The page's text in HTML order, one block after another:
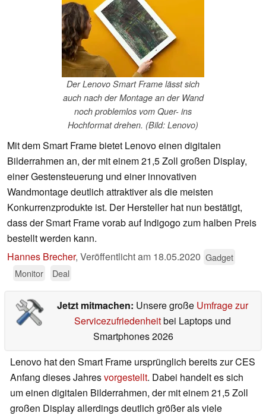
Der Lenovo Smart Frame lässt sich
auch nach der Montage an der Wand
noch problemlos vom Quer- ins
Hochformat drehen. (Bild: Lenovo)
Mit dem Smart Frame bietet Lenovo einen digitalen
Bilderrahmen an, der mit einem 21,5 Zoll großen Display,
einer Gestensteuerung und einer innovativen
Wandmontage deutlich attraktiver als die meisten
Konkurrenzprodukte ist. Der Hersteller hat nun bestätigt,
dass der Smart Frame vorab auf Indigogo zum halben Preis
bestellt werden kann.
Hannes Brecher, Veröffentlicht am 18.05.2020 Gadget
Monitor
Deal
Jetzt mitmachen: Unsere große Umfrage zur
Servicezufriedenheitbei Laptops und
Smartphones 2026
Lenovo hat den Smart Frame ursprünglich bereits zur CES
Anfang dieses Jahresvorgestellt. Dabei handelt es sich
um einen digitalen Bilderrahmen, der mit einem 21,5 Zoll
großen Display allerdings deutlich größer als viele